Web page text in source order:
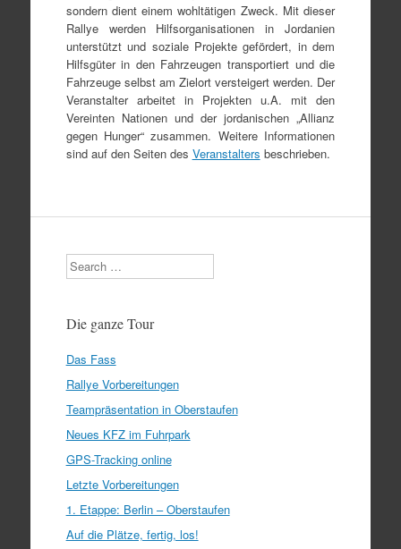
sondern dient einem wohltätigen Zweck. Mit dieser
Rallye werden Hilfsorganisationen in Jordanien
unterstützt und soziale Projekte gefördert, in dem
Hilfsgüter in den Fahrzeugen transportiert und die
Fahrzeuge selbst am Zielort versteigert werden. Der
Veranstalter arbeitet in Projekten u.A. mit den
Vereinten Nationen und der jordanischen „Allianz
gegen Hunger“ zusammen. Weitere Informationen
sind auf den Seiten des Veranstalters beschrieben.
Search
Die ganze Tour
Das Fass
Rallye Vorbereitungen
Teampräsentation in Oberstaufen
Neues KFZ im Fuhrpark
GPS-Tracking online
Letzte Vorbereitungen
1. Etappe: Berlin – Oberstaufen
Auf die Plätze, fertig, los!